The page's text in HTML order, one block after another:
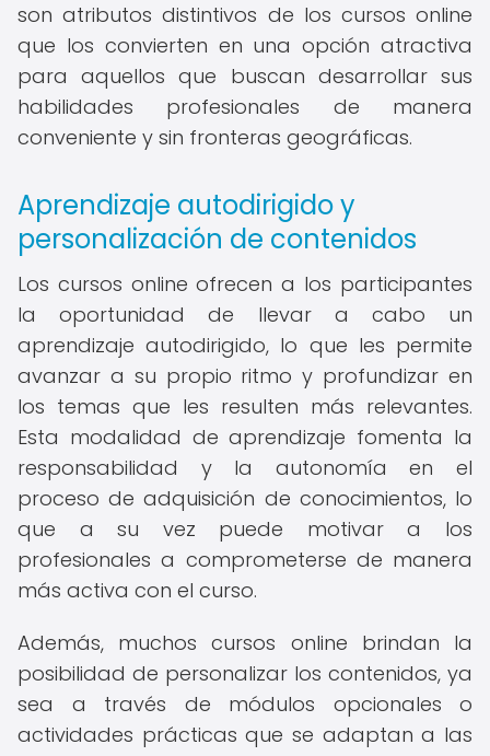
son atributos distintivos de los cursos online
que los convierten en una opción atractiva
para aquellos que buscan desarrollar sus
habilidades profesionales de manera
conveniente y sin fronteras geográficas.
Aprendizaje autodirigido y
personalización de contenidos
Los cursos online ofrecen a los participantes
la oportunidad de llevar a cabo un
aprendizaje autodirigido, lo que les permite
avanzar a su propio ritmo y profundizar en
los temas que les resulten más relevantes.
Esta modalidad de aprendizaje fomenta la
responsabilidad y la autonomía en el
proceso de adquisición de conocimientos, lo
que a su vez puede motivar a los
profesionales a comprometerse de manera
más activa con el curso.
Además, muchos cursos online brindan la
posibilidad de personalizar los contenidos, ya
sea a través de módulos opcionales o
actividades prácticas que se adaptan a las